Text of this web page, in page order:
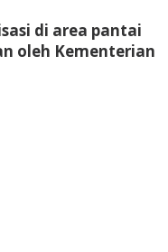
di area pantai
oleh Kementerian